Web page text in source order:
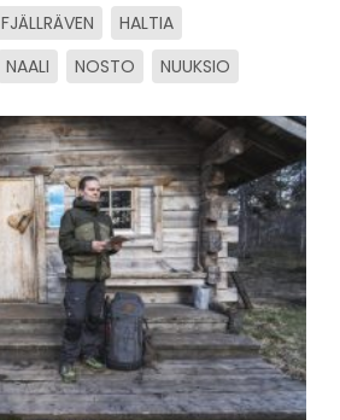
FJÄLLRÄVEN
HALTIA
NAALI NOSTO NUUKSIO